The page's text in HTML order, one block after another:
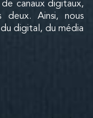
canaux digitaux,
deux. Ainsi, nous
digital, du média